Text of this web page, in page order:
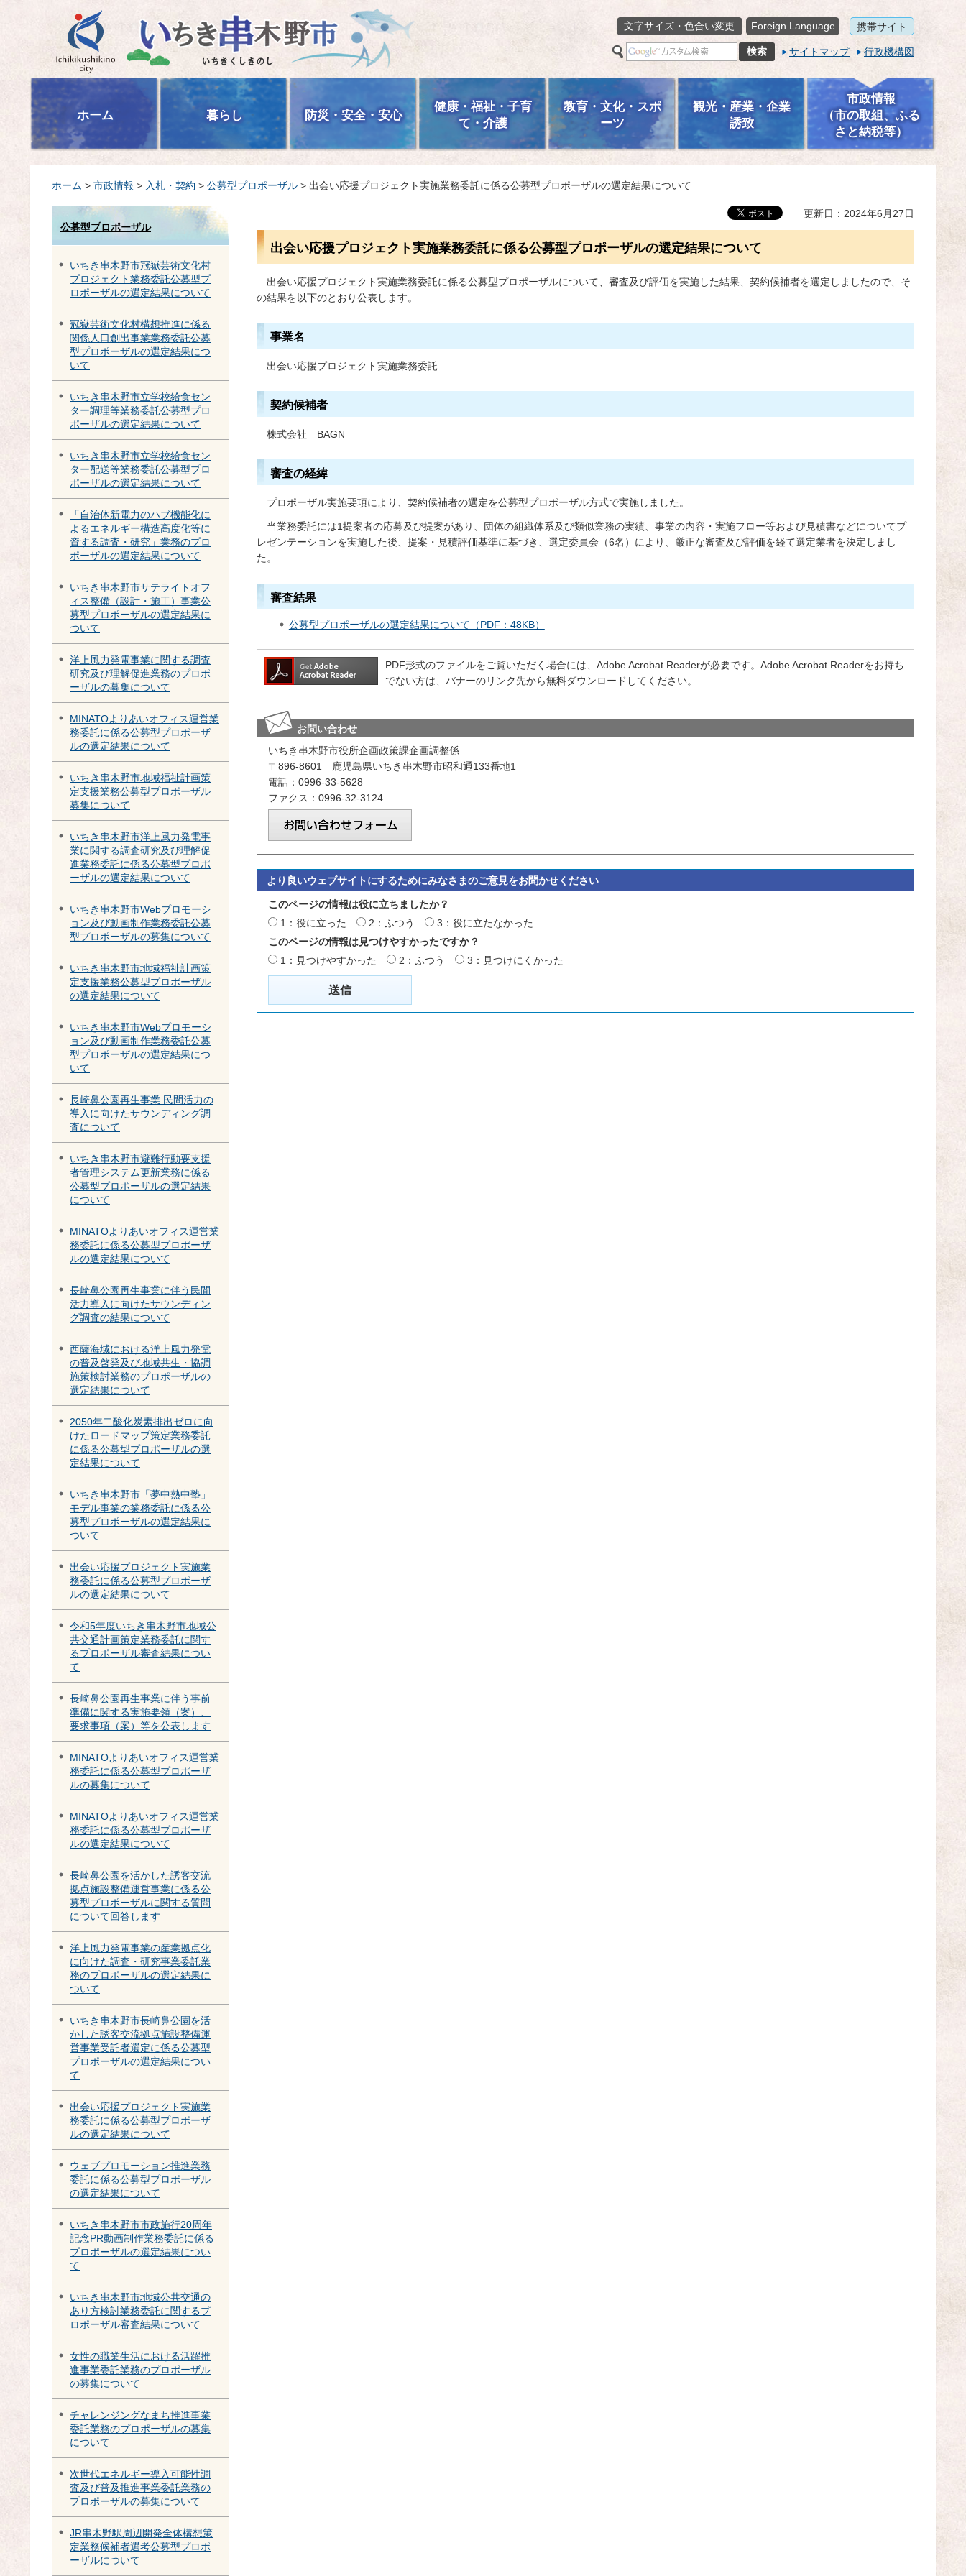
いちき串木野市
文字サイズ・色合い変更
Foreign Language 携帯サイト
サイトマップ 行政機構図
ホーム 暮らし 防災・安全・安心
健康・福祉・子育
て・介護
教育・文化・スポ
ーツ
観光・産業・企業
誘致
市政情報
（市の取組、ふる
さと納税等）
ホーム > 市政情報 > 入札・契約 > 公募型プロポーザル > 出会い応援プロジェクト実施業務委託に係る公募型プロポーザルの選定結果について
公募型プロポーザル
いちき串木野市冠嶽芸術文化村
プロジェクト業務委託公募型プ
ロポーザルの選定結果について
冠嶽芸術文化村構想推進に係る
関係人口創出事業業務委託公募
型プロポーザルの選定結果につ
いて
いちき串木野市立学校給食セン
ター調理等業務委託公募型プロ
ポーザルの選定結果について
いちき串木野市立学校給食セン
ター配送等業務委託公募型プロ
ポーザルの選定結果について
「自治体新電力のハブ機能化に
よるエネルギー構造高度化等に
資する調査・研究」業務のプロ
ポーザルの選定結果について
いちき串木野市サテライトオフ
ィス整備（設計・施工）事業公
募型プロポーザルの選定結果に
ついて
洋上風力発電事業に関する調査
研究及び理解促進業務のプロポ
ーザルの募集について
MINATOよりあいオフィス運営業
務委託に係る公募型プロポーザ
ルの選定結果について
いちき串木野市地域福祉計画策
定支援業務公募型プロポーザル
募集について
いちき串木野市洋上風力発電事
業に関する調査研究及び理解促
進業務委託に係る公募型プロポ
ーザルの選定結果について
いちき串木野市Webプロモーシ
ョン及び動画制作業務委託公募
型プロポーザルの募集について
いちき串木野市地域福祉計画策
定支援業務公募型プロポーザル
の選定結果について
いちき串木野市Webプロモーシ
ョン及び動画制作業務委託公募
型プロポーザルの選定結果につ
いて
長崎鼻公園再生事業 民間活力の
導入に向けたサウンディング調
査について
いちき串木野市避難行動要支援
者管理システム更新業務に係る
公募型プロポーザルの選定結果
について
MINATOよりあいオフィス運営業
務委託に係る公募型プロポーザ
ルの選定結果について
長崎鼻公園再生事業に伴う民間
活力導入に向けたサウンディン
グ調査の結果について
西薩海域における洋上風力発電
の普及啓発及び地域共生・協調
施策検討業務のプロポーザルの
選定結果について
2050年二酸化炭素排出ゼロに向
けたロードマップ策定業務委託
に係る公募型プロポーザルの選
定結果について
いちき串木野市「夢中熱中塾」
モデル事業の業務委託に係る公
募型プロポーザルの選定結果に
ついて
出会い応援プロジェクト実施業
務委託に係る公募型プロポーザ
ルの選定結果について
令和5年度いちき串木野市地域公
共交通計画策定業務委託に関す
るプロポーザル審査結果につい
て
長崎鼻公園再生事業に伴う事前
準備に関する実施要領（案）、
要求事項（案）等を公表します
MINATOよりあいオフィス運営業
務委託に係る公募型プロポーザ
ルの募集について
MINATOよりあいオフィス運営業
務委託に係る公募型プロポーザ
ルの選定結果について
長崎鼻公園を活かした誘客交流
拠点施設整備運営事業に係る公
募型プロポーザルに関する質問
について回答します
洋上風力発電事業の産業拠点化
に向けた調査・研究事業委託業
務のプロポーザルの選定結果に
ついて
いちき串木野市長崎鼻公園を活
かした誘客交流拠点施設整備運
営事業受託者選定に係る公募型
プロポーザルの選定結果につい
て
出会い応援プロジェクト実施業
務委託に係る公募型プロポーザ
ルの選定結果について
ウェブプロモーション推進業務
委託に係る公募型プロポーザル
の選定結果について
いちき串木野市市政施行20周年
記念PR動画制作業務委託に係る
プロポーザルの選定結果につい
て
いちき串木野市地域公共交通の
あり方検討業務委託に関するプ
ロポーザル審査結果について
女性の職業生活における活躍推
進事業委託業務のプロポーザル
の募集について
チャレンジングなまち推進事業
委託業務のプロポーザルの募集
について
次世代エネルギー導入可能性調
査及び普及推進事業委託業務の
プロポーザルの募集について
JR串木野駅周辺開発全体構想策
定業務候補者選考公募型プロポ
ーザルについて
更新日：2024年6月27日
出会い応援プロジェクト実施業務委託に係る公募型プロポーザルの選定結果について
出会い応援プロジェクト実施業務委託に係る公募型プロポーザルについて、審査及び評価を実施した結果、契約候補者を選定しましたので、そ
の結果を以下のとおり公表します。
事業名
出会い応援プロジェクト実施業務委託
契約候補者
株式会社 BAGN
審査の経緯
プロポーザル実施要項により、契約候補者の選定を公募型プロポーザル方式で実施しました。
当業務委託には1提案者の応募及び提案があり、団体の組織体系及び類似業務の実績、事業の内容・実施フロー等および見積書などについてプ
レゼンテーションを実施した後、提案・見積評価基準に基づき、選定委員会（6名）により、厳正な審査及び評価を経て選定業者を決定しまし
た。
審査結果
公募型プロポーザルの選定結果について（PDF：48KB）
PDF形式のファイルをご覧いただく場合には、Adobe Acrobat Readerが必要です。Adobe Acrobat Readerをお持ち
でない方は、バナーのリンク先から無料ダウンロードしてください。
お問い合わせ
いちき串木野市役所企画政策課企画調整係
〒896-8601 鹿児島県いちき串木野市昭和通133番地1
電話：0996-33-5628
ファクス：0996-32-3124
より良いウェブサイトにするためにみなさまのご意見をお聞かせください
このページの情報は役に立ちましたか？
1：役に立った
2：ふつう
3：役に立たなかった
このページの情報は見つけやすかったですか？
1：見つけやすかった
2：ふつう 3：見つけにくかった